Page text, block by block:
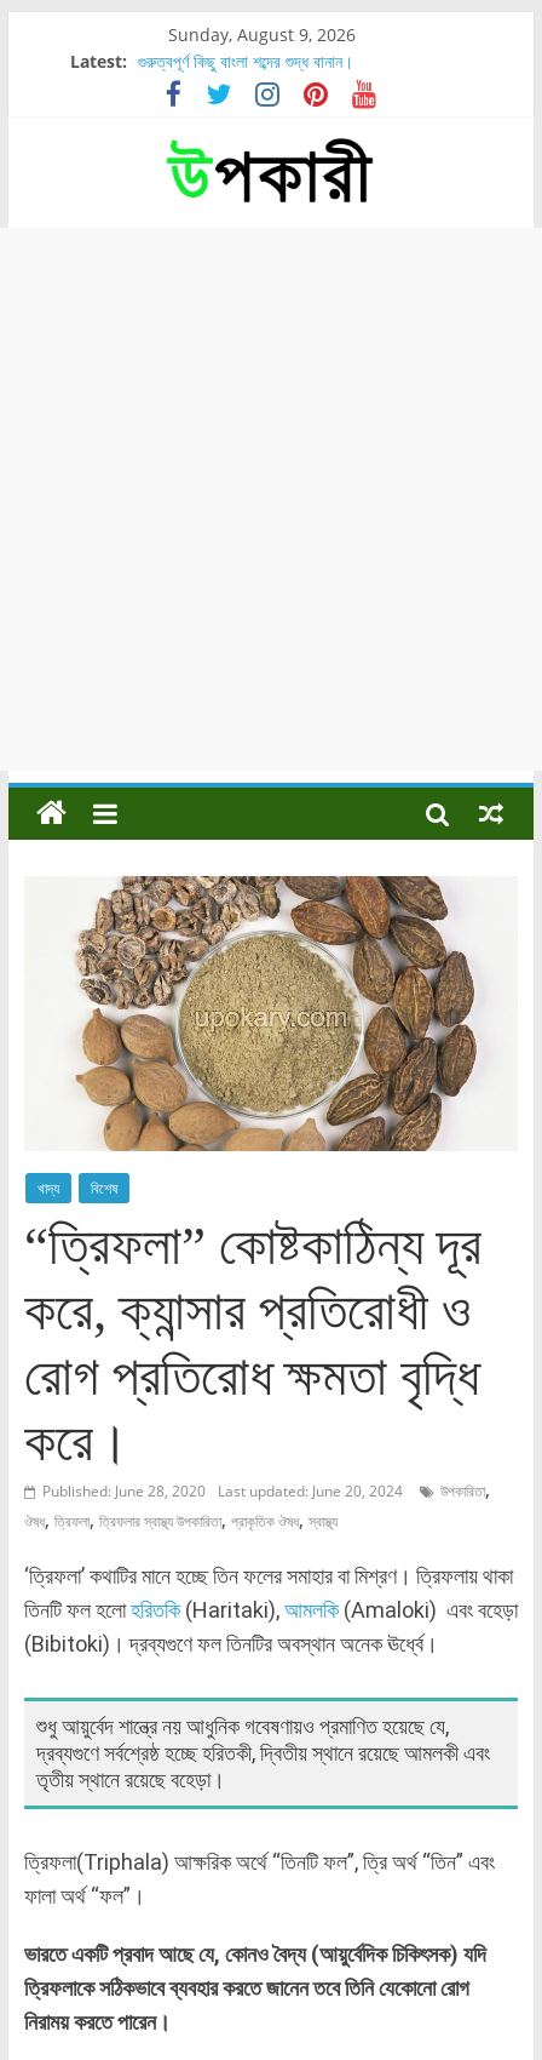
Sunday, August 9, 2026
Latest: গুরুত্বপূর্ণ কিছু বাংলা শব্দের শুদ্ধ বানান।
শরীরের কোন অংশে বেডসোর বেশি হয়?
নাসাল টিউব কতদিন রাখা যায়?
রোগীর পিঠ, কোমর এবং পায়ে বেডসোর দেখা গেলে করণীয় কি?
পার্সিমন ফলের স্বাস্থ্য ও পুষ্টি উপকারিতা।
খাদ্য বিশেষ
“ত্রিফলা” কোষ্টকাঠিন্য দূর
করে, ক্যান্সার প্রতিরোধী ও
রোগ প্রতিরোধ ক্ষমতা বৃদ্ধি
করে।
Published: June 28, 2020 Last updated: June 20, 2024 উপকারিতা,
ঔষধ, ত্রিফলা, ত্রিফলার স্বাস্থ্য উপকারিতা, প্রাকৃতিক ঔষধ, স্বাস্থ্য
‘ত্রিফলা’ কথাটির মানে হচ্ছে তিন ফলের সমাহার বা মিশ্রণ। ত্রিফলায় থাকা
তিনটি ফল হলোহরিতকি(Haritaki),আমলকি(Amaloki) এবং বহেড়া
(Bibitoki)। দ্রব্যগুণে ফল তিনটির অবস্থান অনেক ঊর্ধ্বে।
শুধু আয়ুর্বেদ শান্ত্রে নয় আধুনিক গবেষণায়ও প্রমাণিত হয়েছে যে,
দ্রব্যগুণে সর্বশ্রেষ্ঠ হচ্ছে হরিতকী, দ্বিতীয় স্থানে রয়েছে আমলকী এবং
তৃতীয় স্থানে রয়েছে বহেড়া।
ত্রিফলা(Triphala) আক্ষরিক অর্থে “তিনটি ফল”, ত্রি অর্থ “তিন” এবং
ফালা অর্থ “ফল”।
ভারতে একটি প্রবাদ আছে যে, কোনও বৈদ্য (আয়ুর্বেদিক চিকিৎসক) যদি
ত্রিফলাকে সঠিকভাবে ব্যবহার করতে জানেন তবে তিনি যেকোনো রোগ
নিরাময় করতে পারেন।